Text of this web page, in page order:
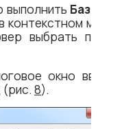
выполнить База
контекстном меню
выбрать пункт
окно ввода
(рис. 8).